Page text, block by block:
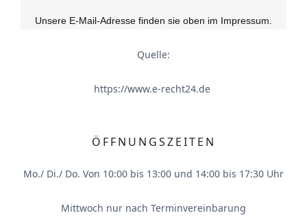
Unsere E-Mail-Adresse finden sie oben im Impressum.
Quelle:
https://www.e-recht24.de
ÖFFNUNGSZEITEN
Mo./ Di./ Do. Von 10:00 bis 13:00 und 14:00 bis 17:30 Uhr
Mittwoch nur nach Terminvereinbarung